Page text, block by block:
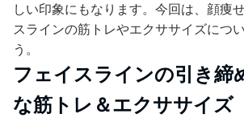
しい印象にもなります。今回は、顔痩
スラインの筋トレやエクササイズにつ
う。
フェイスラインの引き締
な筋トレ＆エクササイズ